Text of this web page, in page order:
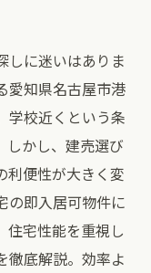
しに迷いはありま
愛知県名古屋市港
学校近くという条
しかし、建売選び
利便性が大きく変
の即入居可物件に
住宅性能を重視し
徹底解説。効率よ